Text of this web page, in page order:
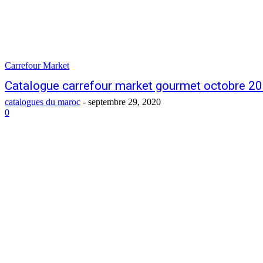
Carrefour Market
Catalogue carrefour market gourmet octobre
catalogues du maroc - septembre 29, 2020
0